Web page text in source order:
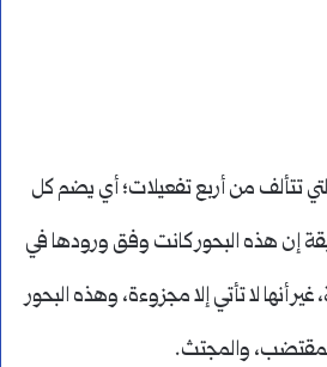
تتألف من أربع تفعيلات؛ أي يضم كل
إن هذه البحور كانت وفق ورودها في
أنها لا تأتي إلا مجزوءة، وهذه البحور
والمجتث.